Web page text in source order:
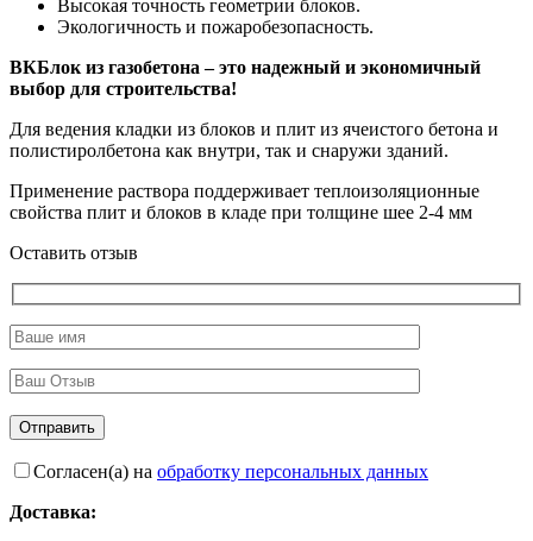
Высокая точность геометрии блоков.
Экологичность и пожаробезопасность.
ВКБлок из газобетона – это надежный и экономичный
выбор для строительства!
Для ведения кладки из блоков и плит из ячеистого бетона и
полистиролбетона как внутри, так и снаружи зданий.
Применение раствора поддерживает теплоизоляционные
свойства плит и блоков в кладе при толщине шее 2-4 мм
Оставить отзыв
Согласен(а) на обработку персональных данных
Доставка: